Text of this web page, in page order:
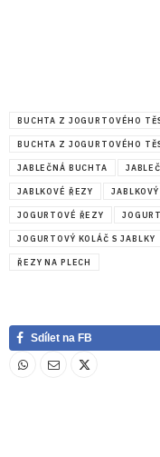
BUCHTA Z JOGURTOVÉHO
BUCHTA Z JOGURTOVÉHO
JABLEČNÁ BUCHTA
JABLKOVÉ ŘEZY
JOGURTOVÉ ŘEZY
JOGURTOVÝ KOLÁČ S JABLKY
ŘEZY NA PLECH
Sdílet na FB